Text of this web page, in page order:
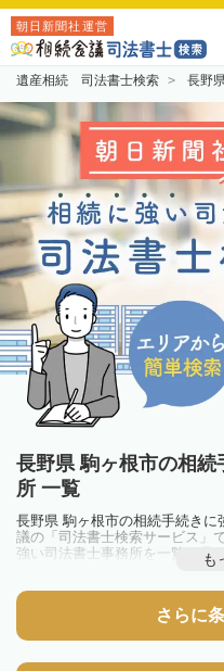
朝日新聞社運営
遺産相続 司法書士検索 長野
長野県 駒ヶ根市の相
所 一覧
長野県 駒ヶ根市の相続手続きに
議の「司法書士検索サービス」
強い司法書士事務所を一覧で見
悩みを抱えている方は一度近隣
も
さらに